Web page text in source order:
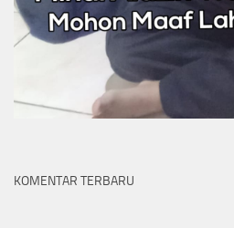
KOMENTAR TERBARU